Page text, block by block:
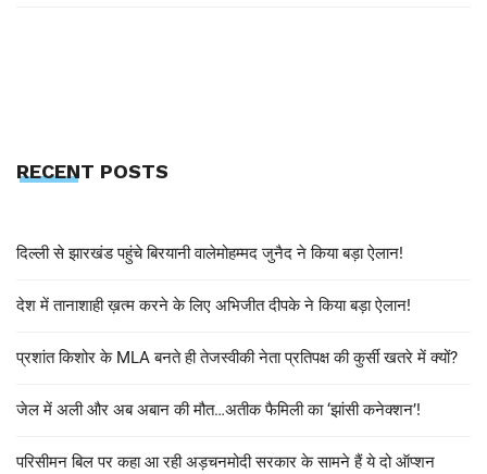
RECENT POSTS
दिल्ली से झारखंड पहुंचे बिरयानी वालेमोहम्मद जुनैद ने किया बड़ा ऐलान!
देश में तानाशाही ख़त्म करने के लिए अभिजीत दीपके ने किया बड़ा ऐलान!
प्रशांत किशोर के MLA बनते ही तेजस्वीकी नेता प्रतिपक्ष की कुर्सी खतरे में क्यों?
जेल में अली और अब अबान की मौत…अतीक फैमिली का ‘झांसी कनेक्शन’!
परिसीमन बिल पर कहा आ रही अड़चनमोदी सरकार के सामने हैं ये दो ऑप्शन